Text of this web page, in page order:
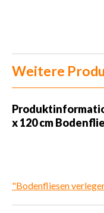
Weitere
x 120 cm
"Bodenfliesen